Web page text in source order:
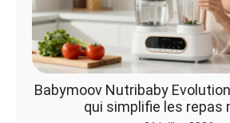
Babymoov Nutribaby
qui simplifie les repas